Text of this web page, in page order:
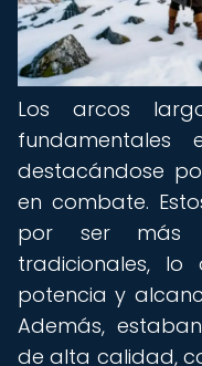
Los arcos
destacándose
en combate.
por ser más
tradicionales,
potencia y
Además,
de alta calidad,